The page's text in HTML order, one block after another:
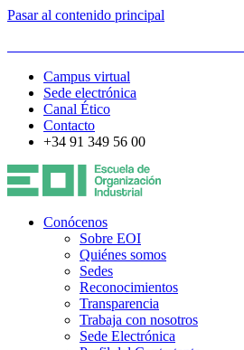
Pasar al contenido principal
Campus virtual
Sede electrónica
Canal Ético
Contacto
+34 91 349 56 00
Conócenos
Sobre EOI
Quiénes somos
Sedes
Reconocimientos
Transparencia
Trabaja con nosotros
Sede Electrónica